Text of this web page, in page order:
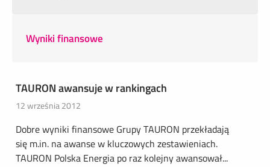
Wyniki finansowe
TAURON awansuje w rankingach
12 września 2012
Dobre wyniki finansowe Grupy TAURON przekładają
się m.in. na awanse w kluczowych zestawieniach.
TAURON Polska Energia po raz kolejny awansował...